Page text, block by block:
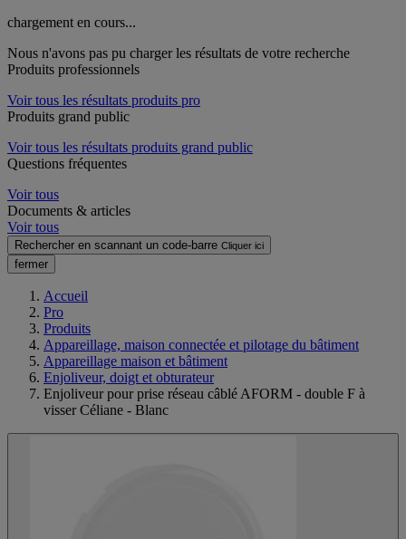
chargement en cours...
Nous n'avons pas pu charger les résultats de votre recherche
Produits professionnels
Voir tous les résultats produits pro
Produits grand public
Voir tous les résultats produits grand public
Questions fréquentes
Voir tous
Documents & articles
Voir tous
Rechercher en scannant un code-barre Cliquer ici
fermer
Accueil
Pro
Produits
Appareillage, maison connectée et pilotage du bâtiment
Appareillage maison et bâtiment
Enjoliveur, doigt et obturateur
Enjoliveur pour prise réseau câblé AFORM - double F à
visser Céliane - Blanc